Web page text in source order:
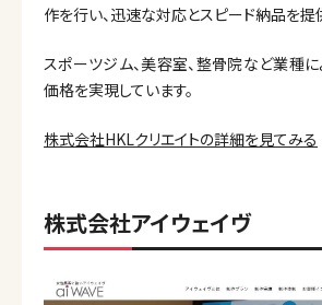
作を行い、迅速な対応とスピード納品を提
スポーツジム、美容室、整骨院など業種
価格を実現しています。
株式会社HKLクリエイトの詳細を見てみる
株式会社アイウェイヴ